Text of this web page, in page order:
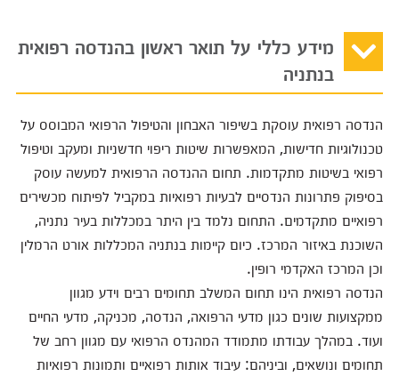
מידע כללי על תואר ראשון בהנדסה רפואית
בנתניה
הנדסה רפואית עוסקת בשיפור האבחון והטיפול הרפואי המבוסס על
טכנולוגיות חדישות, המאפשרות שיטות ריפוי חדשניות ומעקב וטיפול
רפואי בשיטות מתקדמות. תחום ההנדסה הרפואית למעשה עוסק
בסיפוק פתרונות הנדסיים לבעיות רפואיות במקביל לפיתוח מכשירים
רפואיים מתקדמים. התחום נלמד בין היתר במכללות בעיר נתניה,
השוכנת באיזור המרכז. כיום קיימות בנתניה המכללות אורט הרמלין
וכן המרכז האקדמי רופין.
הנדסה רפואית הינו תחום המשלב תחומים רבים וידע מגוון
ממקצועות שונים כגון מדעי הרפואה, הנדסה, מכניקה, מדעי החיים
ועוד. במהלך עבודתו מתמודד המהנדס הרפואי עם מגוון רחב של
תחומים ונושאים, וביניהם: עיבוד אותות רפואיים ותמונות רפואיות